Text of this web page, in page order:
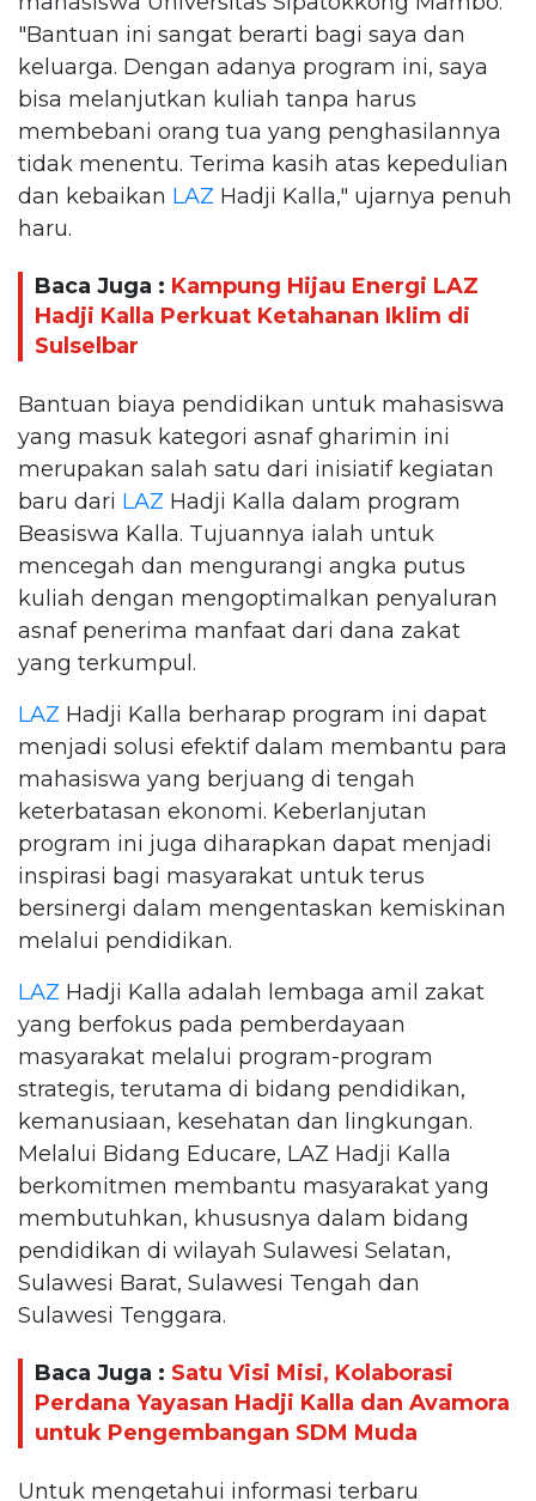
"Bantuan ini sangat berarti bagi saya dan
keluarga. Dengan adanya program ini, saya
bisa melanjutkan kuliah tanpa harus
membebani orang tua yang penghasilannya
tidak menentu. Terima kasih atas kepedulian
dan kebaikan LAZ Hadji Kalla," ujarnya penuh
haru.
Baca Juga : Kampung Hijau Energi LAZ
Hadji Kalla Perkuat Ketahanan Iklim di
Sulselbar
Bantuan biaya pendidikan untuk mahasiswa
yang masuk kategori asnaf gharimin ini
merupakan salah satu dari inisiatif kegiatan
baru dari LAZ Hadji Kalla dalam program
Beasiswa Kalla. Tujuannya ialah untuk
mencegah dan mengurangi angka putus
kuliah dengan mengoptimalkan penyaluran
asnaf penerima manfaat dari dana zakat
yang terkumpul.
LAZ Hadji Kalla berharap program ini dapat
menjadi solusi efektif dalam membantu para
mahasiswa yang berjuang di tengah
keterbatasan ekonomi. Keberlanjutan
program ini juga diharapkan dapat menjadi
inspirasi bagi masyarakat untuk terus
bersinergi dalam mengentaskan kemiskinan
melalui pendidikan.
LAZ Hadji Kalla adalah lembaga amil zakat
yang berfokus pada pemberdayaan
masyarakat melalui program-program
strategis, terutama di bidang pendidikan,
kemanusiaan, kesehatan dan lingkungan.
Melalui Bidang Educare, LAZ Hadji Kalla
berkomitmen membantu masyarakat yang
membutuhkan, khususnya dalam bidang
pendidikan di wilayah Sulawesi Selatan,
Sulawesi Barat, Sulawesi Tengah dan
Sulawesi Tenggara.
Baca Juga : Satu Visi Misi, Kolaborasi
Perdana Yayasan Hadji Kalla dan Avamora
untuk Pengembangan SDM Muda
Untuk mengetahui informasi terbaru